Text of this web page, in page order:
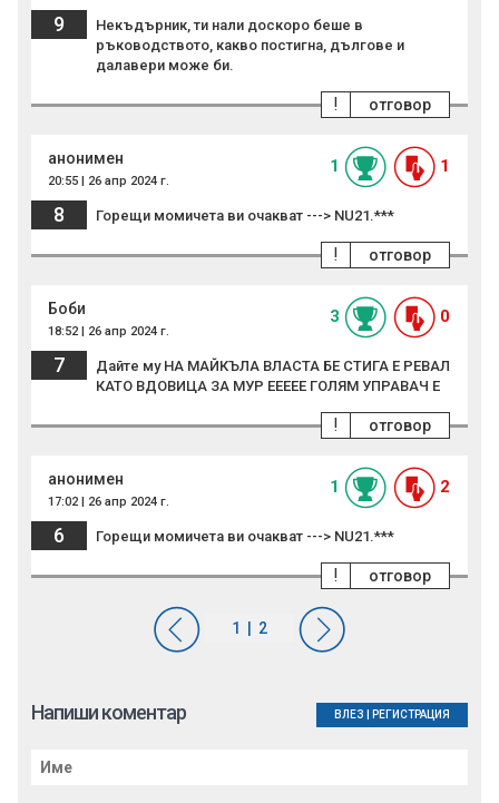
9
Некъдърник, ти нали доскоро беше в
ръководството, какво постигна, дългове и
далавери може би.
отговор
!
анонимен
20:55 | 26 апр 2024 г.
1 1
8 Горещи момичета ви очакват ---> NU21.***
отговор
!
Боби
18:52 | 26 апр 2024 г.
3 0
7
Дайте му НА МАЙКЪЛА ВЛАСТА БЕ СТИГА Е РЕВАЛ
КАТО ВДОВИЦА ЗА МУР ЕЕЕЕЕ ГОЛЯМ УПРАВАЧ Е
отговор
!
анонимен
17:02 | 26 апр 2024 г.
1 2
6 Горещи момичета ви очакват ---> NU21.***
отговор
!
Напиши коментар ВЛЕЗ РЕГИСТРАЦИЯ